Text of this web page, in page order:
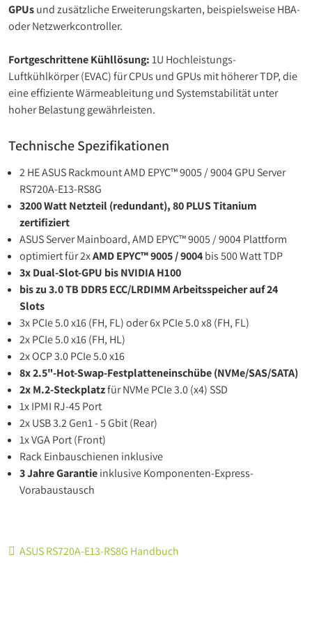
GPUsund zusätzliche Erweiterungskarten, beispielsweise HBA-
oder Netzwerkcontroller.
Fortgeschrittene Kühllösung:1U Hochleistungs-
Luftkühlkörper (EVAC) für CPUs und GPUs mit höherer TDP, die
eine effiziente Wärmeableitung und Systemstabilität unter
hoher Belastung gewährleisten.
Technische Spezifikationen
2 HE ASUS Rackmount AMD EPYC™ 9005 / 9004 GPU Server
RS720A-E13-RS8G
3200 Watt Netzteil (redundant), 80 PLUS Titanium
zertifiziert
ASUS Server Mainboard, AMD EPYC™ 9005 / 9004 Plattform
optimiert für 2xAMD EPYC™ 9005 / 9004bis 500 Watt TDP
3x Dual-Slot-GPU bis NVIDIA H100
bis zu 3.0 TB DDR5 ECC/LRDIMM Arbeitsspeicher auf 24
Slots
3x PCIe 5.0 x16 (FH, FL) oder 6x PCIe 5.0 x8 (FH, FL)
2x PCIe 5.0 x16 (FH, HL)
2x OCP 3.0 PCIe 5.0 x16
8x 2.5"-Hot-Swap-Festplatteneinschübe (NVMe/SAS/SATA)
2x M.2-Steckplatzfür NVMe PCIe 3.0 (x4) SSD
1x IPMI RJ-45 Port
2x USB 3.2 Gen1 - 5 Gbit (Rear)
1x VGA Port (Front)
Rack Einbauschienen inklusive
3 Jahre Garantieinklusive Komponenten-Express-
Vorabaustausch
 ASUS RS720A-E13-RS8G Handbuch